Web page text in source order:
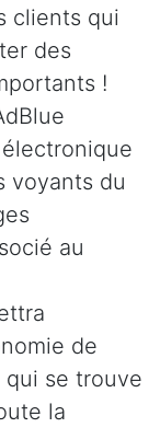
clients qui
des
!
voyants du
au
de
se trouve
la